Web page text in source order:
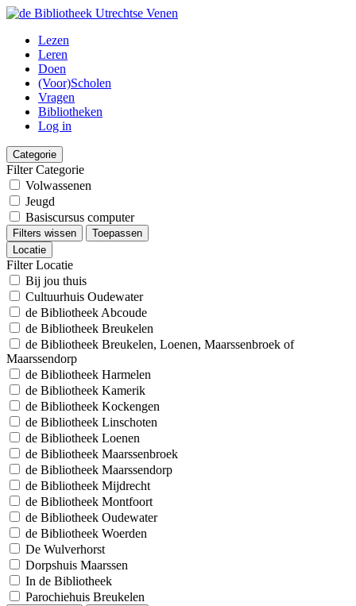
Lezen
Leren
Doen
(Voor)Scholen
Vragen
Bibliotheken
Log in
Categorie
Filter Categorie
Volwassenen
Jeugd
Basiscursus computer
Filters wissen
Toepassen
Locatie
Filter Locatie
Bij jou thuis
Cultuurhuis Oudewater
de Bibliotheek Abcoude
de Bibliotheek Breukelen
de Bibliotheek Breukelen, Loenen, Maarssenbroek of
Maarssendorp
de Bibliotheek Harmelen
de Bibliotheek Kamerik
de Bibliotheek Kockengen
de Bibliotheek Linschoten
de Bibliotheek Loenen
de Bibliotheek Maarssenbroek
de Bibliotheek Maarssendorp
de Bibliotheek Mijdrecht
de Bibliotheek Montfoort
de Bibliotheek Oudewater
de Bibliotheek Woerden
De Wulverhorst
Dorpshuis Maarssen
In de Bibliotheek
Parochiehuis Breukelen